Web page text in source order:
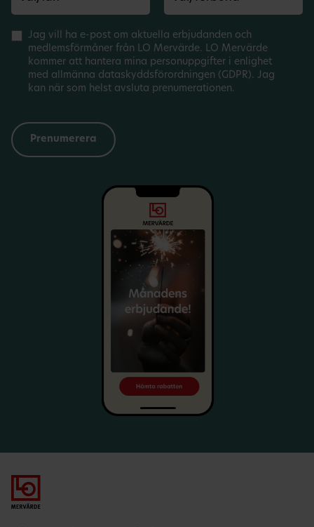
Jag vill ha e-post om aktuella erbjudanden och
medlemsförmåner från LO Mervärde. LO Mervärde
kommer att hantera mina personuppgifter i enlighet
med allmänna dataskyddsförordningen (GDPR). Jag
kan när som helst avsluta prenumerationen.